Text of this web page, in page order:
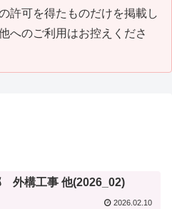
許可を得たものだけを掲載し
へのご利用はお控えくださ
外構工事 他(2026_02)
2026.02.10